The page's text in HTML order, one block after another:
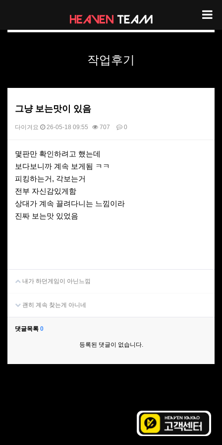
작업후기
그냥 보는맛이 있음
다이겨요 26-05-18 09:55 707 0
본문
몇판만 확인하려고 했는데
보다보니까 계속 보게됨 ㅋㅋ
피킹하는거, 각보는거
전부 자신감있게함
상대가 계속 끌려다니는 느낌이라
진짜 보는맛 있었음
내가 하던게임이 아닌느낌
괜히 계속 찾는게 아니네
댓글목록 0
등록된 댓글이 없습니다.